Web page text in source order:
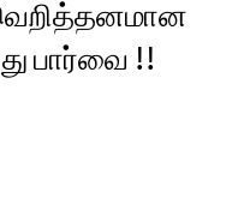
பார்வை !!